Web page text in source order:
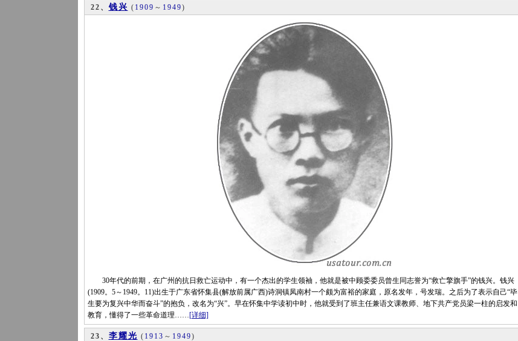
22、 钱兴 ( 1909 ～ 1949)
30年代的前期，在广州的抗日救亡运动中，有一个杰出的学生领袖，他就是被中顾委委员曾生同志誉为“救亡擎旗手”的钱兴。钱兴
(1909。5～1949。11)出生于广东省怀集县(解放前属广西)诗洞镇凤南村一个颇为富裕的家庭，原名发年，号发瑞。之后为了表示自己“毕
生要为复兴中华而奋斗”的抱负，改名为“兴”。早在怀集中学读初中时，他就受到了班主任兼语文课教师、地下共产党员梁一柱的启发和
教育，懂得了一些革命道理……[详细]
23、 李耀光 ( 1913 ～ 1949)